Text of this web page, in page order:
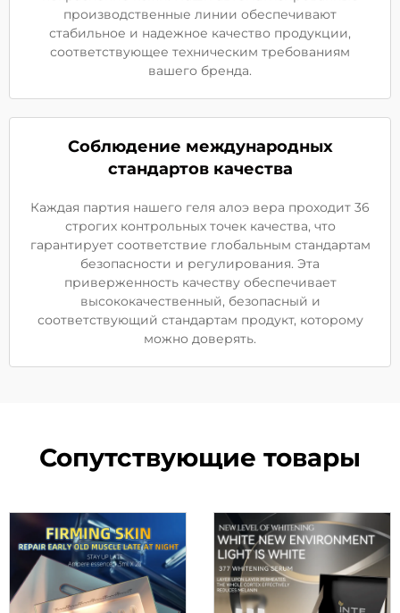
производственные линии обеспечивают
стабильное и надежное качество продукции,
соответствующее техническим требованиям
вашего бренда.
Соблюдение международных
стандартов качества
Каждая партия нашего геля алоэ вера проходит 36
строгих контрольных точек качества, что
гарантирует соответствие глобальным стандартам
безопасности и регулирования. Эта
приверженность качеству обеспечивает
высококачественный, безопасный и
соответствующий стандартам продукт, которому
можно доверять.
Сопутствующие товары